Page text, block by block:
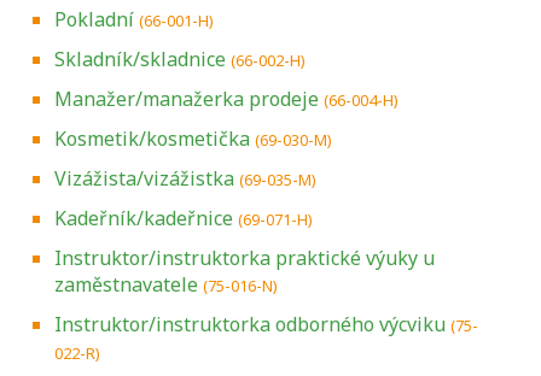
Pokladní (66-001-H)
Skladník/skladnice (66-002-H)
Manažer/manažerka prodeje (66-004-H)
Kosmetik/kosmetička (69-030-M)
Vizážista/vizážistka (69-035-M)
Kadeřník/kadeřnice (69-071-H)
Instruktor/instruktorka praktické výuky u
zaměstnavatele (75-016-N)
Instruktor/instruktorka odborného výcviku (75-
022-R)Projděte si seznam profesních kvalifikací.